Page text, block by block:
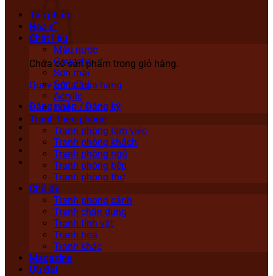
Chưa có sản phẩm trong giỏ hàng.
Quay trở lại cửa hàng
Đăng nhập / Đăng ký
Tác phẩm
Họa sĩ
Chất liệu
Màu nước
Gouache
Sơn mài
Sơn dầu
Acrylic
Lụa
Tranh theo phòng
Tranh phòng làm việc
Tranh phòng khách
Tranh phòng ngủ
Tranh phòng bếp
Tranh phòng thờ
Chủ đề
Tranh phong cảnh
Tranh chân dung
Tranh tĩnh vật
Tranh hoa
Tranh khác
Magazine
Ưu đãi